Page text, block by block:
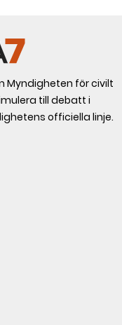
Myndigheten för civilt
till debatt i
officiella linje.